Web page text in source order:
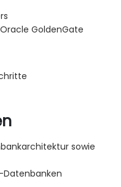
GoldenGate
sowie